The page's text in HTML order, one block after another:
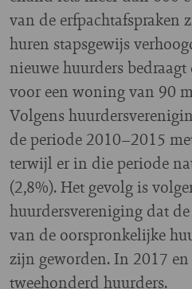
van de erfpachtafspraken
huren stapsgewijs
nieuwe huurders
voor een woning van 90
Volgens
de periode 2010–2015
terwijl er in die periode
(2,8%). Het gevolg is
huurdersvereniging dat
van de oorspronkelijke
zijn geworden. In 2017
tweehonderd huurders.